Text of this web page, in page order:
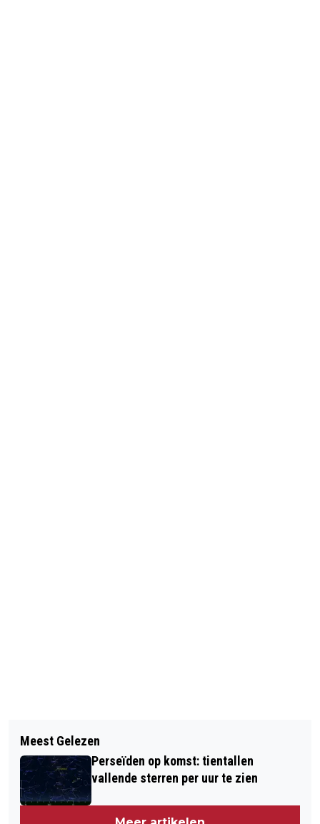
SCHEURKALENDER AMSTERDAMSE
AMBTENAREN 'GEBREK AAN RESPECT'
STEM OP HET MOOISTE KERSTHUIS
VAN AMSTERDAM!
Meest Gelezen
Perseïden op komst: tientallen
vallende sterren per uur te zien